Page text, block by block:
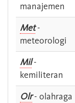
manajemen
Met-
meteorologi
Mil-
kemiliteran
Olr- olahraga